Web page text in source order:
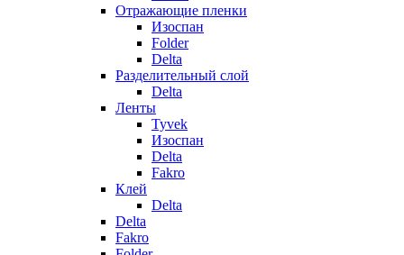
Отражающие пленки
Изоспан
Folder
Delta
Разделительный слой
Delta
Ленты
Tyvek
Изоспан
Delta
Fakro
Клей
Delta
Delta
Fakro